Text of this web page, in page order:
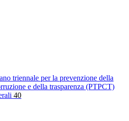
triennale per la prevenzione della
e della trasparenza (PTPCT)
40